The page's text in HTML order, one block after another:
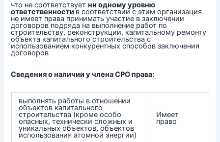
что не соответствуетни одному уровню
ответственностив соответствии с этим организация
не имеет права принимать участие в заключении
договоров подряда на выполнение работ по
строительству, реконструкции, капитальному ремонту
объекта капитального строительства с
использованием конкурентных способов заключения
договоров
Сведения о наличии у члена СРО права:
выполнять работы в отношении
объектов капитального
строительства (кроме особо
опасных, технически сложных и
уникальных объектов, объектов
использования атомной энергии)
Имеет
право